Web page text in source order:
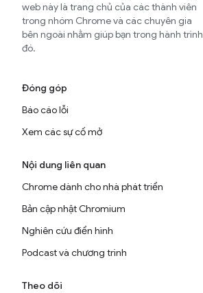
web này là trang chủ của các thành viên
trong nhóm Chrome và các chuyên gia
bên ngoài nhằm giúp bạn trong hành trình
đó.
Đóng góp
Báo cáo lỗi
Xem các sự cố mở
Nội dung liên quan
Chrome dành cho nhà phát triển
Bản cập nhật Chromium
Nghiên cứu điển hình
Podcast và chương trình
Theo dõi